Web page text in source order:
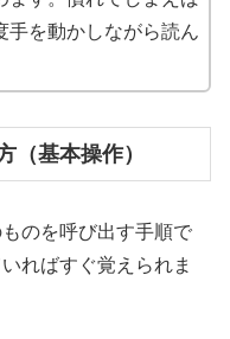
手を動かしながら読ん
（基本操作）
のを呼び出す手順で
ればすぐ覚えられま